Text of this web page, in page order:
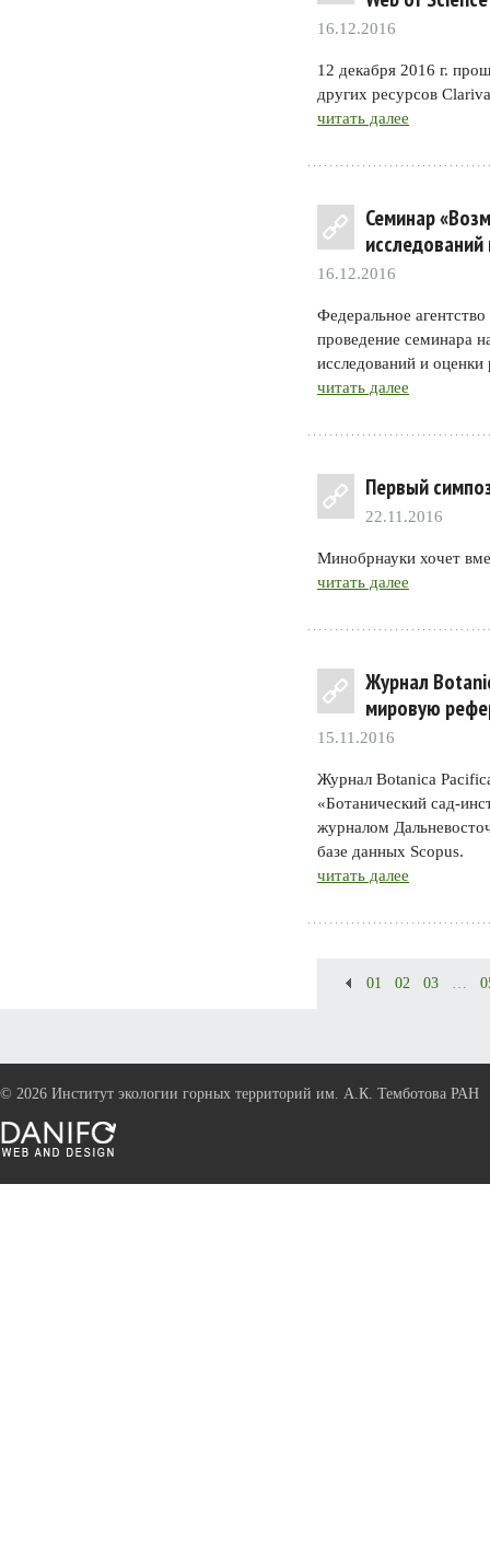
16.12.2016
12 декабря 2016 г.
других ресурсов
читать далее
Семинар
16.12.2016
Федеральное
проведение семинара
исследований и оценки
читать далее
Первый
22.11.2016
Минобрнауки хочет
читать далее
Журнал
мировую
15.11.2016
Журнал Botanica
«Ботанический сад-
журналом
базе данных Scopus.
читать далее
01 02 03 …
© 2026 Институт экологии горных территорий им. А.К. Темботова РАН